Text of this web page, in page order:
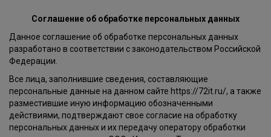
Соглашение об обработке персональных данных
Данное соглашение об обработке персональных данных
разработано в соответствии с законодательством Российской
Федерации.
Все лица, заполнившие сведения, составляющие
персональные данные на данном сайте https://72it.ru/, а также
разместившие иную информацию обозначенными
действиями, подтверждают свое согласие на обработку
персональных данных и их передачу оператору обработки